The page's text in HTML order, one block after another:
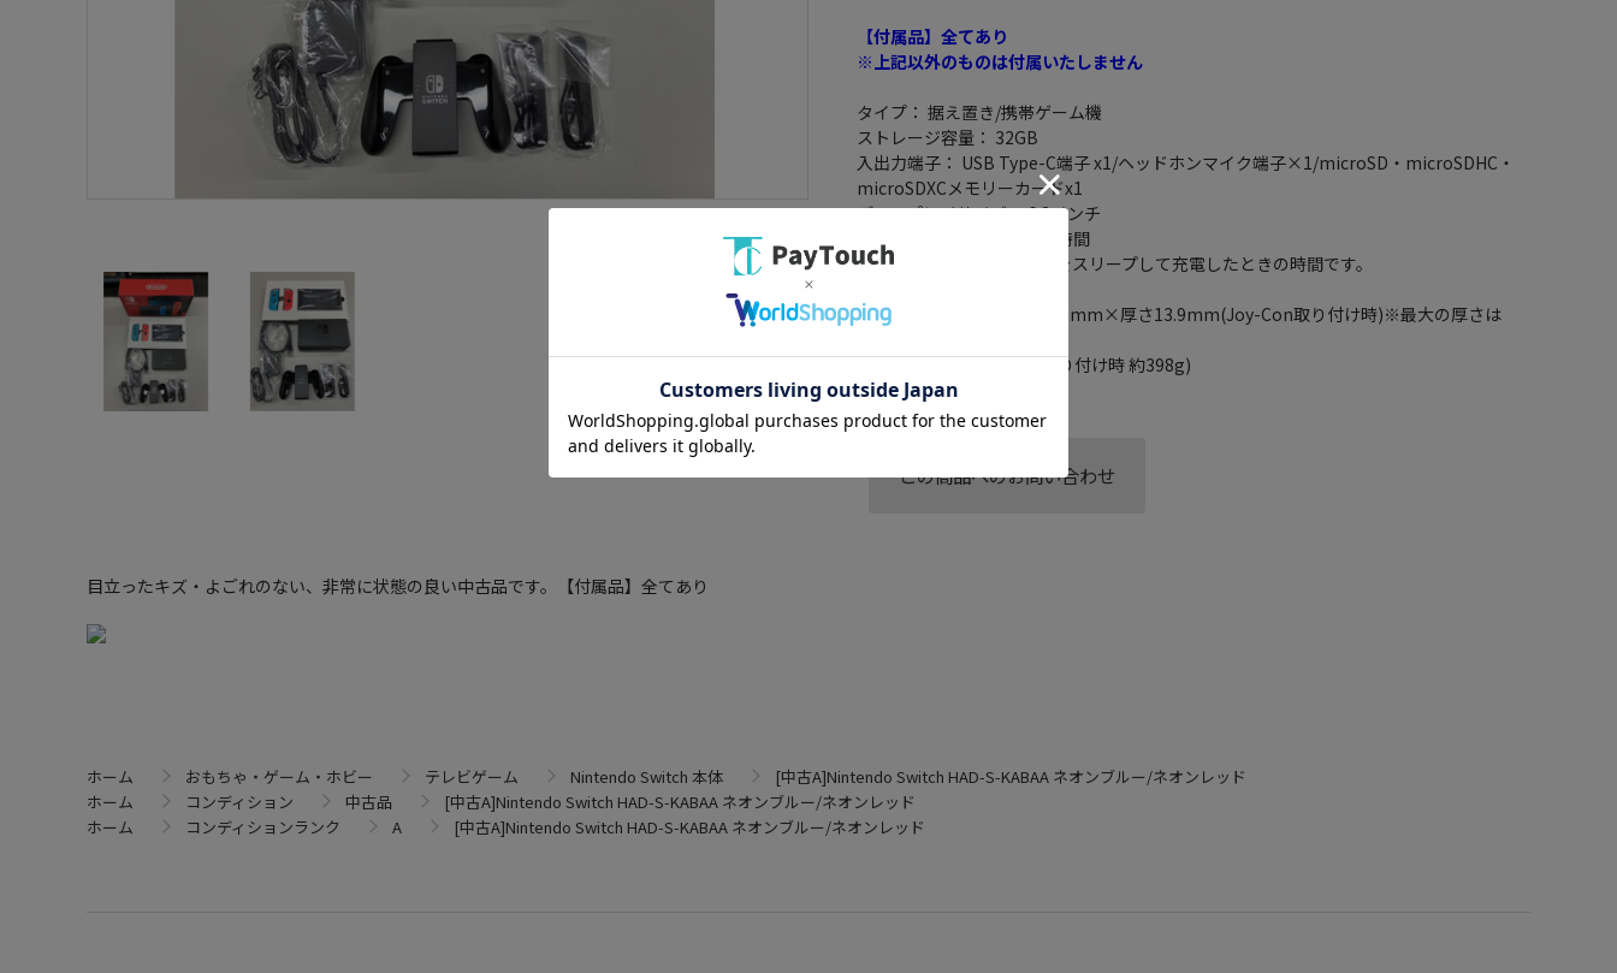
【付属品】全てあり
※上記以外のものは付属いたしません
タイプ： 据え置き/携帯ゲーム機
ストレージ容量： 32GB
入出力端子： USB Type-C端子 x1/ヘッドホンマイク端子×1/microSD・microSDHC・
microSDXCメモリーカードx1
ディスプレイサイズ： 6.2インチ
駆動時間(目安)： 約4.5～9時間
充電時間： 約3時間※本体をスリープして充電したときの時間です。
サイズ： 縦102mm×横239mm×厚さ13.9mm(Joy-Con取り付け時)※最大の厚さは
重量： 約297g(Joy-Con取り付け時 約398g)
この商品へのお問い合わせ
目立ったキズ・よごれのない、非常に状態の良い中古品です。【付属品】全てあり
ホーム おもちゃ・ゲーム・ホビー テレビゲーム Nintendo Switch 本体
[中古A]Nintendo Switch HAD-S-KABAA ネオンブルー/ネオンレッド
ホーム
コンディション 中古品
[中古A]Nintendo Switch HAD-S-KABAA ネオンブルー/ネオンレッド
ホーム
コンディションランク A [中古A]Nintendo Switch HAD-S-KABAA ネオンブルー/ネオンレッド